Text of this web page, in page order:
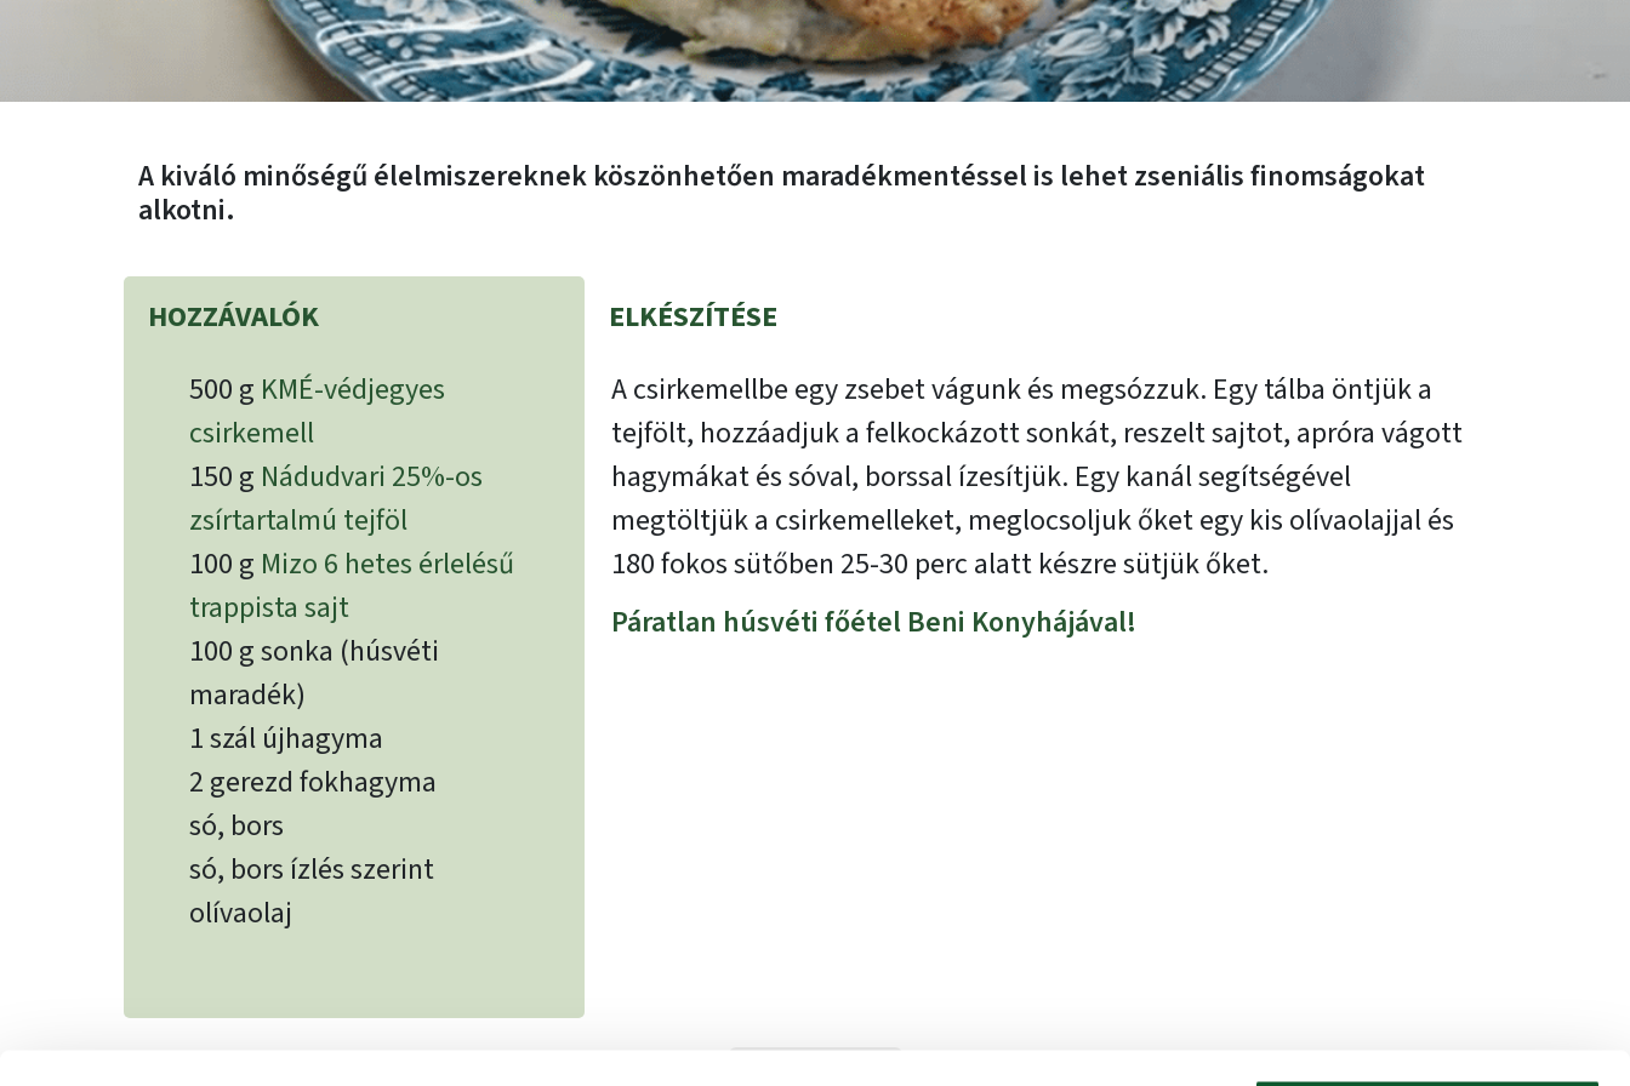
A kiváló minőségű élelmiszereknek köszönhetően maradékmentéssel is lehet zseniális finomságokat
alkotni.
HOZZÁVALÓK
500 g KMÉ-védjegyes
csirkemell
150 g Nádudvari 25%-os
zsírtartalmú tejföl
100 g Mizo 6 hetes érlelésű
trappista sajt
100 g sonka (húsvéti
maradék)
1 szál újhagyma
2 gerezd fokhagyma
só, bors
só, bors ízlés szerint
olívaolaj
ELKÉSZÍTÉSE
A csirkemellbe egy zsebet vágunk és megsózzuk. Egy tálba öntjük a
tejfölt, hozzáadjuk a felkockázott sonkát, reszelt sajtot, apróra vágott
hagymákat és sóval, borssal ízesítjük. Egy kanál segítségével
megtöltjük a csirkemelleket, meglocsoljuk őket egy kis olívaolajjal és
180 fokos sütőben 25-30 perc alatt készre sütjük őket.
Páratlan húsvéti főétel Beni Konyhájával!